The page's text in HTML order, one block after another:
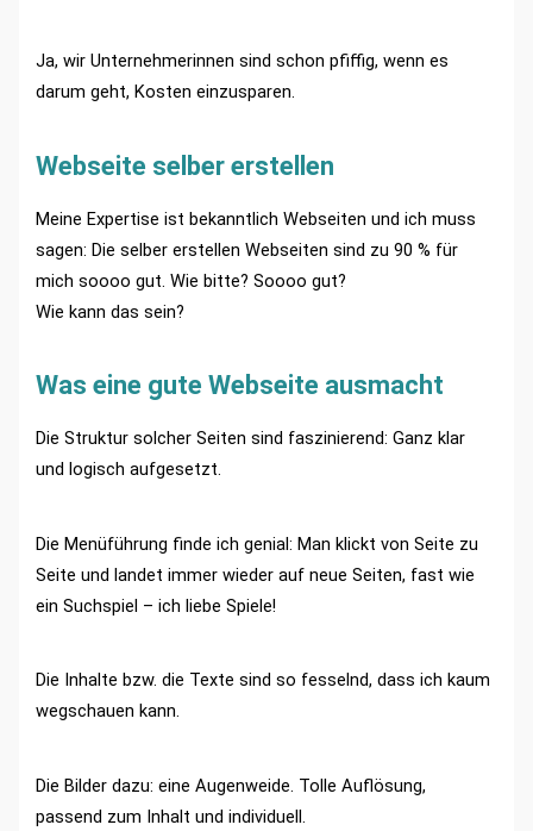
Ja, wir Unternehmerinnen sind schon pfiffig, wenn es
darum geht, Kosten einzusparen.
Webseite selber erstellen
Meine Expertise ist bekanntlich Webseiten und ich muss
sagen: Die selber erstellen Webseiten sind zu 90 % für
mich soooo gut. Wie bitte? Soooo gut?
Wie kann das sein?
Was eine gute Webseite ausmacht
Die Struktur solcher Seiten sind faszinierend: Ganz klar
und logisch aufgesetzt.
Die Menüführung finde ich genial: Man klickt von Seite zu
Seite und landet immer wieder auf neue Seiten, fast wie
ein Suchspiel – ich liebe Spiele!
Die Inhalte bzw. die Texte sind so fesselnd, dass ich kaum
wegschauen kann.
Die Bilder dazu: eine Augenweide. Tolle Auflösung,
passend zum Inhalt und individuell.